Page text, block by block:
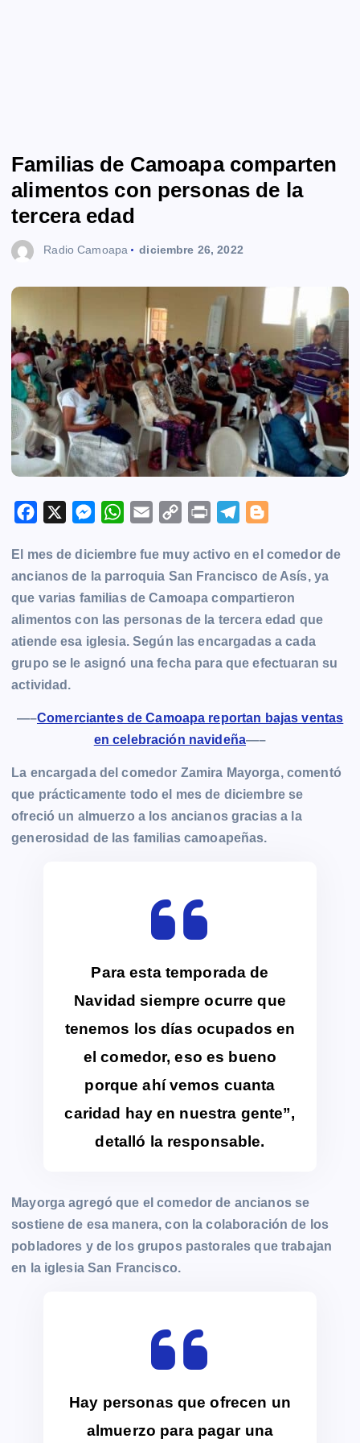
Familias de Camoapa comparten
alimentos con personas de la
tercera edad
Radio Camoapa diciembre 26, 2022
c
e
b
o
o
k
M
s
s
e
n
g
e
W
a
t
s
A
p
p
a
i
l
C
p
y
L
i
n
k
i
n
t
l
e
g
r
a
m
o
g
g
e
r
El mes de diciembre fue muy activo en el comedor de
ancianos de la parroquia San Francisco de Asís, ya
que varias familias de Camoapa compartieron
alimentos con las personas de la tercera edad que
atiende esa iglesia. Según las encargadas a cada
grupo se le asignó una fecha para que efectuaran su
actividad.
—–Comerciantes de Camoapa reportan bajas ventas
en celebración navideña—–
La encargada del comedor Zamira Mayorga, comentó
que prácticamente todo el mes de diciembre se
ofreció un almuerzo a los ancianos gracias a la
generosidad de las familias camoapeñas.
Para esta temporada de
Navidad siempre ocurre que
tenemos los días ocupados en
el comedor, eso es bueno
porque ahí vemos cuanta
caridad hay en nuestra gente”,
detalló la responsable.
Mayorga agregó que el comedor de ancianos se
sostiene de esa manera, con la colaboración de los
pobladores y de los grupos pastorales que trabajan
en la iglesia San Francisco.
Hay personas que ofrecen un
almuerzo para pagar una